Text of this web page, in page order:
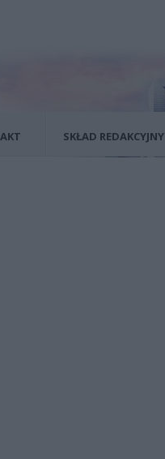
SKŁAD REDAKCYJNY